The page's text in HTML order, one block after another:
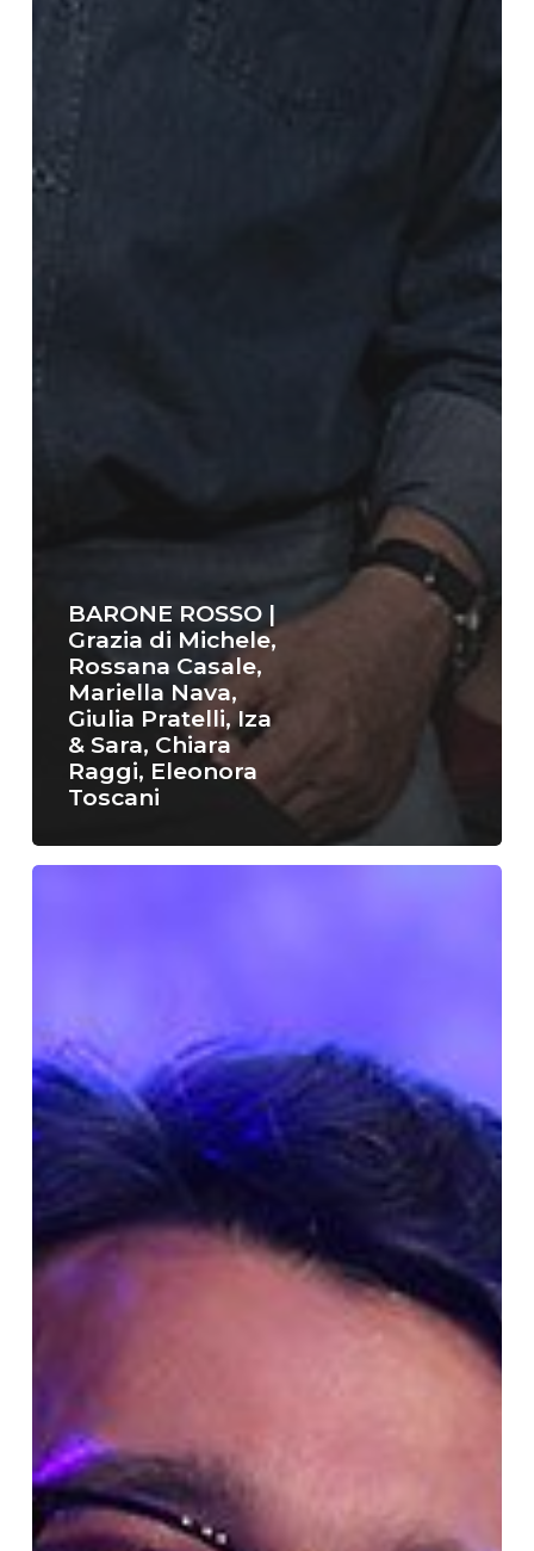
BARONE ROSSO |
Grazia di Michele,
Rossana Casale,
Mariella Nava,
Giulia Pratelli, Iza
& Sara, Chiara
Raggi, Eleonora
Toscani